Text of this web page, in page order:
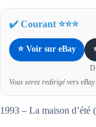
✔️ Courant ⭐⭐⭐
⭐ Voir sur eBay
Vous serez redirigé vers
1993 – La maison d’été